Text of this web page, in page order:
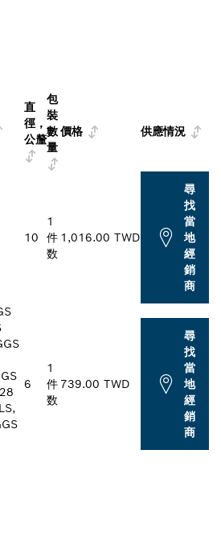
直
徑，
公釐
包
裝
數
量
價格 供應情況
10
1
件
数
1,016.00 TWD
尋
找
當
地
經
銷
商
6
1
件
数
739.00 TWD
尋
找
當
地
經
銷
商